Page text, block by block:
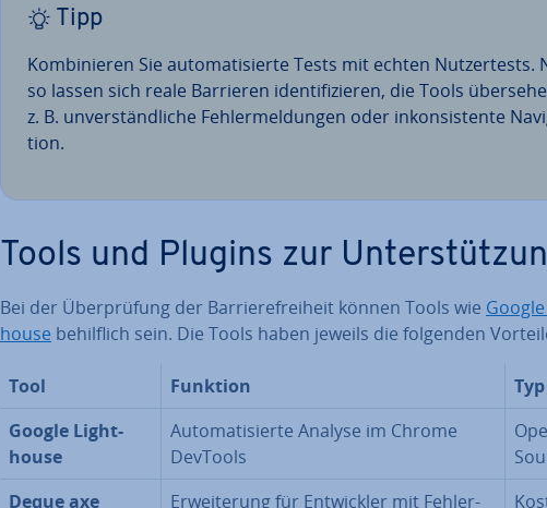
Tipp
Kom­bi­nie­ren Sie au­to­ma­ti­sier­te Tests mit echten Nut­zer­tests.
so lassen sich reale Barrieren iden­ti­fi­zie­ren, die Tools
z. B. un­ver­ständ­li­che Feh­ler­mel­dun­gen oder in­kon­sis­ten­te
ti­on.
Tools und Plugins zur
Bei der Über­prü­fung der Bar­rie­re­frei­heit können Tools wie
house be­hilf­lich sein. Die Tools haben jeweils die folgenden
Tool Funktion
Typ
Google Light­
house
Au­to­ma­ti­sier­te Analyse im Chrome
DevTools
Deque axe
Er­wei­te­rung für Ent­wick­ler mit Feh­ler­